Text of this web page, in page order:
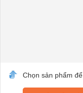
Chọn sản phẩm để